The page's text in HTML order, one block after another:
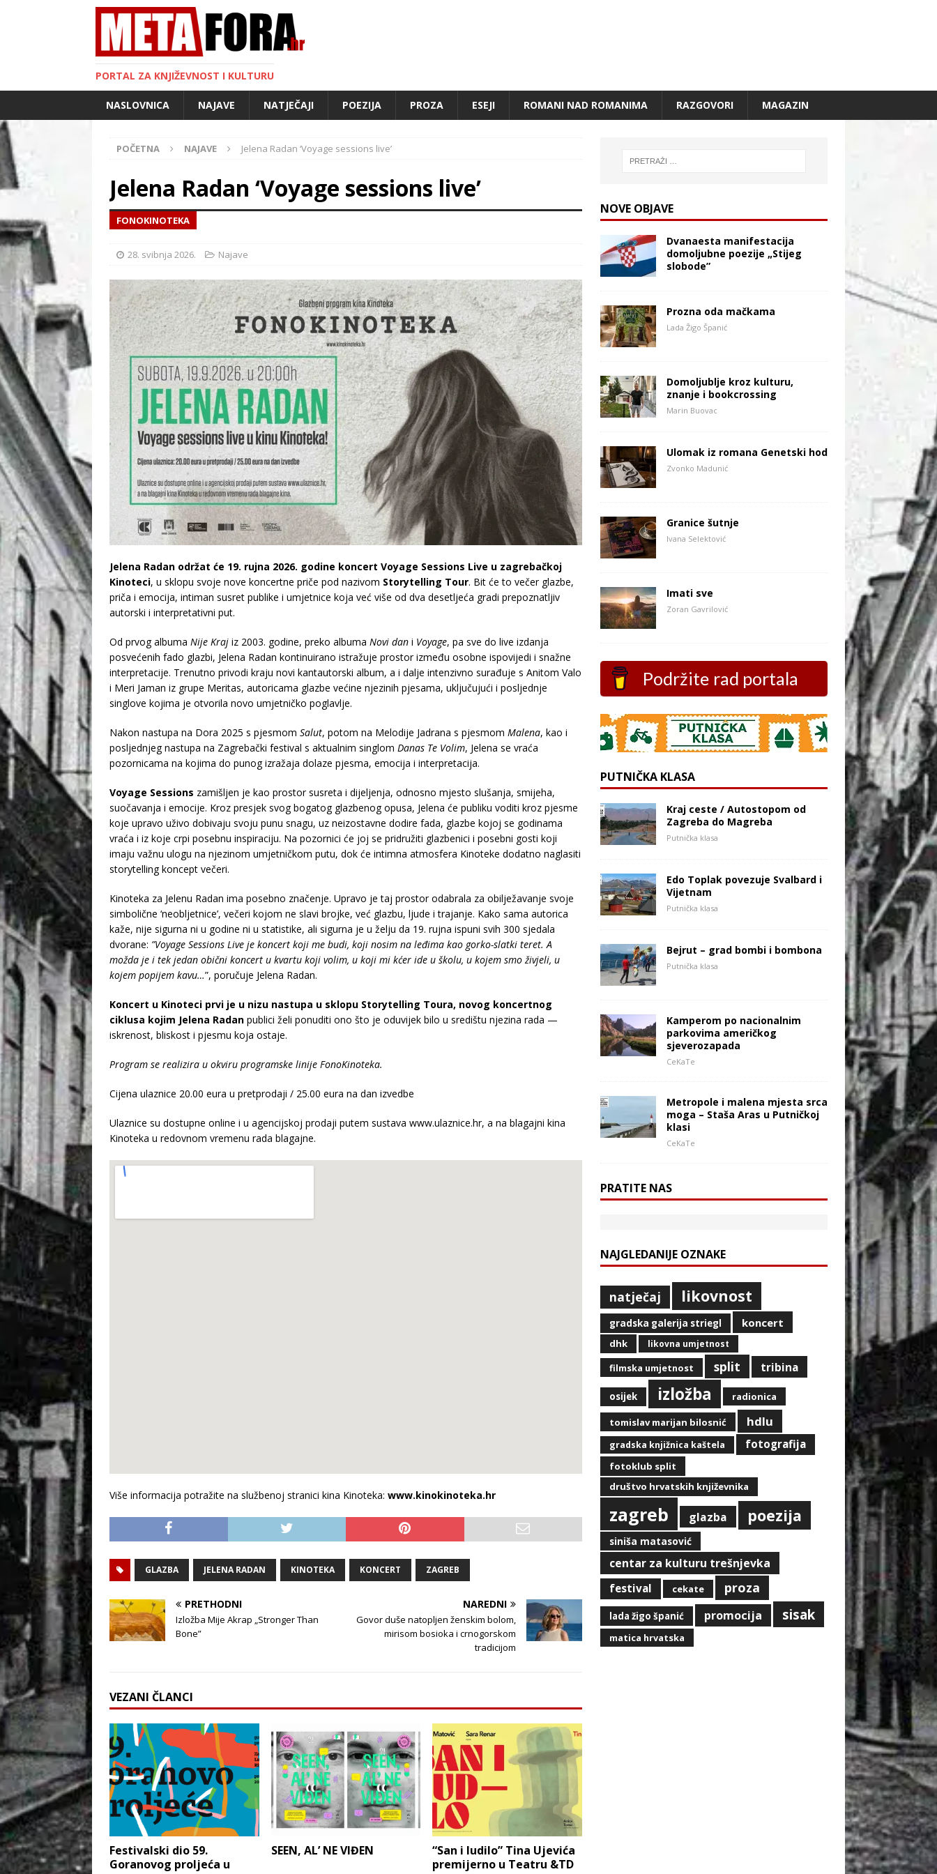
PORTAL ZA KNJIŽEVNOST I KULTURU
NASLOVNICA NAJAVE NATJEČAJI POEZIJA PROZA ESEJI ROMANI NAD ROMANIMA RAZGOVORI MAGAZIN
POČETNA NAJAVE Jelena Radan ‘Voyage sessions live’
Jelena Radan ‘Voyage sessions live’
FONOKINOTEKA
28. svibnja 2026. Najave
Jelena Radan održat će 19. rujna 2026. godine koncert Voyage Sessions Live u zagrebačkoj
Kinoteci, u sklopu svoje nove koncertne priče pod nazivom Storytelling Tour. Bit će to večer glazbe,
priča i emocija, intiman susret publike i umjetnice koja već više od dva desetljeća gradi prepoznatljiv
autorski i interpretativni put.
Od prvog albuma Nije Kraj iz 2003. godine, preko albuma Novi dan i Voyage, pa sve do live izdanja
posvećenih fado glazbi, Jelena Radan kontinuirano istražuje prostor između osobne ispovijedi i snažne
interpretacije. Trenutno privodi kraju novi kantautorski album, a i dalje intenzivno surađuje s Anitom Valo
i Meri Jaman iz grupe Meritas, autoricama glazbe većine njezinih pjesama, uključujući i posljednje
singlove kojima je otvorila novo umjetničko poglavlje.
Nakon nastupa na Dora 2025 s pjesmom Salut, potom na Melodije Jadrana s pjesmom Malena, kao i
posljednjeg nastupa na Zagrebački festival s aktualnim singlom Danas Te Volim, Jelena se vraća
pozornicama na kojima do punog izražaja dolaze pjesma, emocija i interpretacija.
Voyage Sessions zamišljen je kao prostor susreta i dijeljenja, odnosno mjesto slušanja, smijeha,
suočavanja i emocije. Kroz presjek svog bogatog glazbenog opusa, Jelena će publiku voditi kroz pjesme
koje upravo uživo dobivaju svoju punu snagu, uz neizostavne dodire fada, glazbe kojoj se godinama
vraća i iz koje crpi posebnu inspiraciju. Na pozornici će joj se pridružiti glazbenici i posebni gosti koji
imaju važnu ulogu na njezinom umjetničkom putu, dok će intimna atmosfera Kinoteke dodatno naglasiti
storytelling koncept večeri.
Kinoteka za Jelenu Radan ima posebno značenje. Upravo je taj prostor odabrala za obilježavanje svoje
simbolične ‘neobljetnice’, večeri kojom ne slavi brojke, već glazbu, ljude i trajanje. Kako sama autorica
kaže, nije sigurna ni u godine ni u statistike, ali sigurna je u želju da 19. rujna ispuni svih 300 sjedala
dvorane: ”Voyage Sessions Live je koncert koji me budi, koji nosim na leđima kao gorko-slatki teret. A
možda je i tek jedan obični koncert u kvartu koji volim, u koji mi kćer ide u školu, u kojem smo živjeli, u
kojem popijem kavu…”, poručuje Jelena Radan.
Koncert u Kinoteci prvi je u nizu nastupa u sklopu Storytelling Toura, novog koncertnog
ciklusa kojim Jelena Radan publici želi ponuditi ono što je oduvijek bilo u središtu njezina rada —
iskrenost, bliskost i pjesmu koja ostaje.
Program se realizira u okviru programske linije FonoKinoteka.
Cijena ulaznice 20.00 eura u pretprodaji / 25.00 eura na dan izvedbe
Ulaznice su dostupne online i u agencijskoj prodaji putem sustava www.ulaznice.hr, a na blagajni kina
Kinoteka u redovnom vremenu rada blagajne.
Više informacija potražite na službenoj stranici kina Kinoteka: www.kinokinoteka.hr
GLAZBA JELENA RADAN KINOTEKA KONCERT ZAGREB
PRETHODNI
Izložba Mije Akrap „Stronger Than
Bone”
NAREDNI
Govor duše natopljen ženskim bolom,
mirisom bosioka i crnogorskom
tradicijom
VEZANI ČLANCI
Festivalski dio 59.
Goranovog proljeća u
SEEN, AL’ NE VIĐEN
“San i ludilo” Tina Ujevića
premijerno u Teatru &TD
NOVE OBJAVE
Dvanaesta manifestacija
domoljubne poezije „Stijeg
slobode”
Prozna oda mačkama
Lada Žigo Španić
Domoljublje kroz kulturu,
znanje i bookcrossing
Marin Buovac
Ulomak iz romana Genetski hod
Zvonko Madunić
Granice šutnje
Ivana Selektović
Imati sve
Zoran Gavrilović
Podržite rad portala
PUTNIČKA KLASA
Kraj ceste / Autostopom od
Zagreba do Magreba
Putnička klasa
Edo Toplak povezuje Svalbard i
Vijetnam
Putnička klasa
Bejrut – grad bombi i bombona
Putnička klasa
Kamperom po nacionalnim
parkovima američkog
sjeverozapada
CeKaTe
Metropole i malena mjesta srca
moga – Staša Aras u Putničkoj
klasi
CeKaTe
PRATITE NAS
NAJGLEDANIJE OZNAKE
natječaj likovnost
gradska galerija striegl koncert
dhk likovna umjetnost
filmska umjetnost split tribina
osijek izložba radionica
tomislav marijan bilosnić hdlu
gradska knjižnica kaštela fotografija
fotoklub split
društvo hrvatskih književnika
zagreb glazba poezija
siniša matasović
centar za kulturu trešnjevka
festival cekate proza
lada žigo španić promocija sisak
matica hrvatska